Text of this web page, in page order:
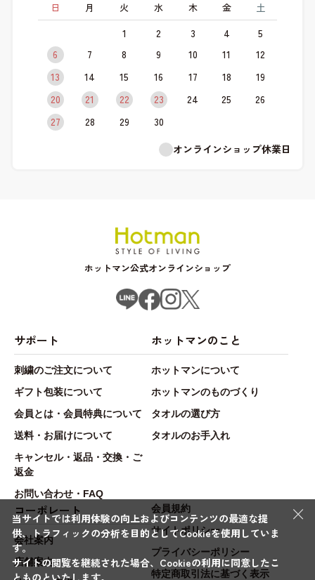
日
月 火 水 木 金 土
1 2 3 4
5
6
7 8 9 10 11
12
13
14 15 16 17 18
19
20
21 22 23 24 25
26
27
28 29
30
オンラインショップ休業日
ホットマン公式オンラインショップ
サポート
刺繍のご注文について
ギフト包装について
会員とは・会員特典について
送料・お届けについて
キャンセル・返品・交換・ご
返金
お問い合わせ・FAQ
ホットマンのこと
ホットマンについて
ホットマンのものづくり
タオルの選び方
タオルのお手入れ
コーポレート
会社案内
店舗案内
会員規約
サイトポリシー
プライバシーポリシー
特定商取引法に基づく表示
×
当サイトでは利用体験の向上およびコンテンツの最適な提
供、トラフィックの分析を目的としてCookieを使用していま
す。
サイトの閲覧を継続された場合、Cookieの利用に同意したこ